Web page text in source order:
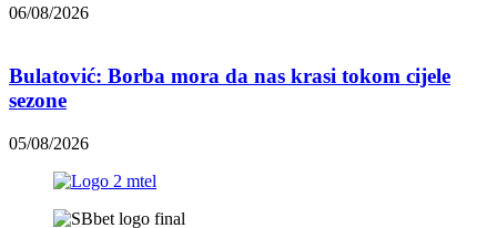
06/08/2026
Bulatović: Borba mora da nas krasi tokom cijele
sezone
05/08/2026